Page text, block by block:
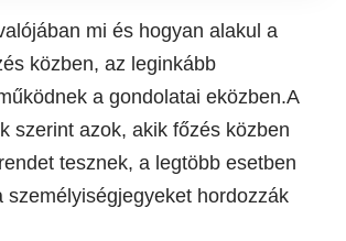
mi és hogyan alakul a
közben, az leginkább
a gondolatai eközben.A
szerint azok, akik főzés közben
tesznek, a legtöbb esetben
személyiségjegyeket hordozzák